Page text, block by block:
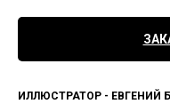
ИЛЛЮСТРАТОР - ЕВГЕНИЙ